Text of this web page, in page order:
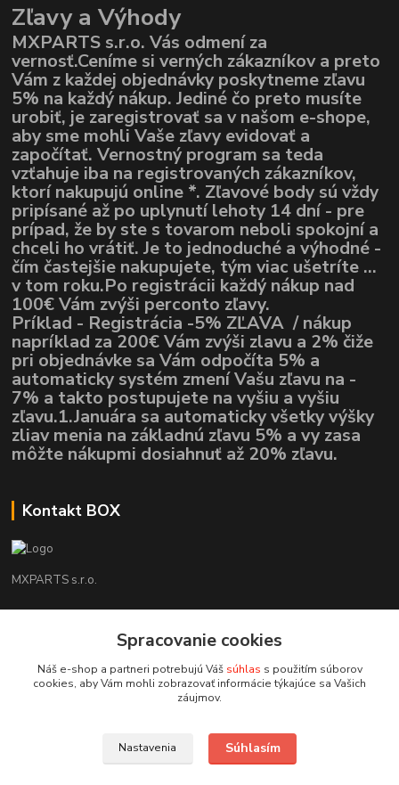
Zľavy a Výhody
MXPARTS s.r.o. Vás odmení za
vernosť.Ceníme si verných zákazníkov a preto
Vám z každej objednávky poskytneme zľavu
5% na každý nákup. Jediné čo preto musíte
urobiť, je zaregistrovať sa v našom e-shope,
aby sme mohli Vaše zľavy evidovať a
započítať. Vernostný program sa teda
vzťahuje iba na registrovaných zákazníkov,
ktorí nakupujú online *. Zľavové body sú vždy
pripísané až po uplynutí lehoty 14 dní - pre
prípad, že by ste s tovarom neboli spokojní a
chceli ho vrátiť. Je to jednoduché a výhodné -
čím častejšie nakupujete, tým viac ušetríte ...
v tom roku.Po registrácii každý nákup nad
100€ Vám zvýši perconto zľavy.
Príklad - Registrácia -5% ZĽAVA / nákup
napríklad za 200€ Vám zvýši zlavu a 2% čiže
pri objednávke sa Vám odpočíta 5% a
automaticky systém zmení Vašu zľavu na -
7% a takto postupujete na vyšiu a vyšiu
zľavu.1.Januára sa automaticky všetky výšky
zliav menia na základnú zľavu 5% a vy zasa
môžte nákupmi dosiahnuť až 20% zľavu.
Kontakt BOX
MXPARTS s.r.o.
+421948260186
motokrossk@gmail.com
Spracovanie cookies
Náš e-shop a partneri potrebujú Váš súhlas s použitím súborov
cookies, aby Vám mohli zobrazovať informácie týkajúce sa Vašich
záujmov.
Nastavenia Súhlasím